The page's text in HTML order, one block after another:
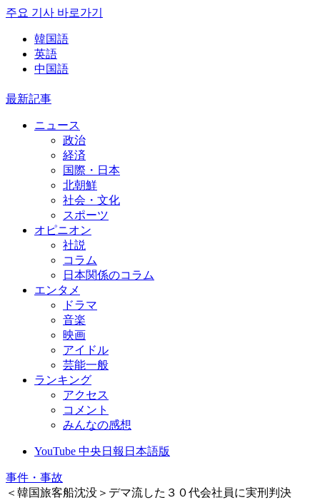
주요 기사 바로가기
韓国語
英語
中国語
最新記事
ニュース
政治
経済
国際・日本
北朝鮮
社会・文化
スポーツ
オピニオン
社説
コラム
日本関係のコラム
エンタメ
ドラマ
音楽
映画
アイドル
芸能一般
ランキング
アクセス
コメント
みんなの感想
YouTube 中央日報日本語版
事件・事故
＜韓国旅客船沈没＞デマ流した３０代会社員に実刑判決